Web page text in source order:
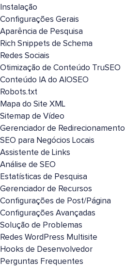
Instalação
Configurações Gerais
Aparência de Pesquisa
Rich Snippets de Schema
Redes Sociais
Otimização de Conteúdo TruSEO
Conteúdo IA do AIOSEO
Robots.txt
Mapa do Site XML
Sitemap de Vídeo
Gerenciador de Redirecionamento
SEO para Negócios Locais
Assistente de Links
Análise de SEO
Estatísticas de Pesquisa
Gerenciador de Recursos
Configurações de Post/Página
Configurações Avançadas
Solução de Problemas
Redes WordPress Multisite
Hooks de Desenvolvedor
Perguntas Frequentes